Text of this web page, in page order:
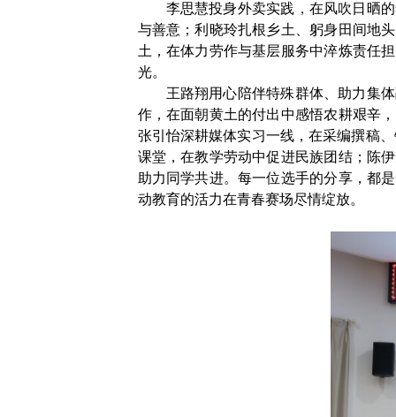
李思慧投身外卖实践，在风吹日晒
与善意；利晓玲扎根乡土、躬身田间地
土，在体力劳作与基层服务中淬炼责任
光。
王路翔用心陪伴特殊群体、助力集
作，在面朝黄土的付出中感悟农耕艰辛
张引怡深耕媒体实习一线，在采编撰稿
课堂，在教学劳动中促进民族团结；陈
助力同学共进。每一位选手的分享，都
动教育的活力在青春赛场尽情绽放。